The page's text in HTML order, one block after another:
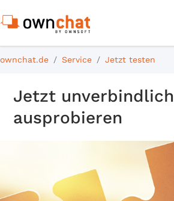
ownchat.de Service Jetzt testen
Jetzt unverbindlich
ausprobieren